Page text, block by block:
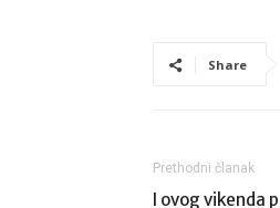
Share
Prethodni članak
I ovog vikenda